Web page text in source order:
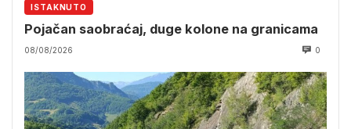
ISTAKNUTO
Pojačan saobraćaj, duge kolone na granicama
08/08/2026 0